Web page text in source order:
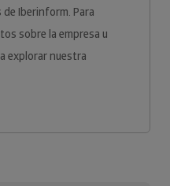
Iberinform. Para
sobre la empresa u
explorar nuestra